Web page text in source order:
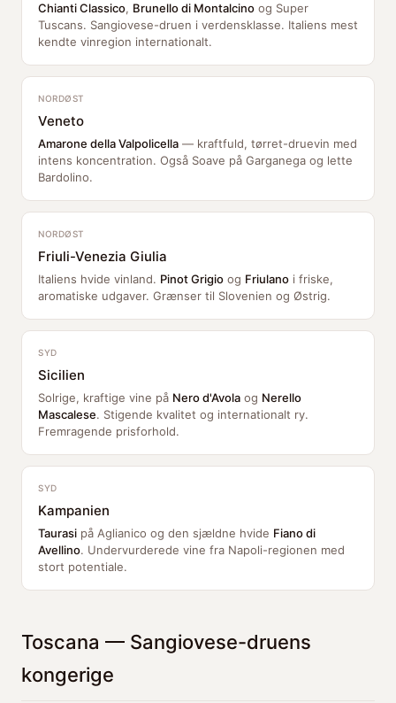
Chianti Classico, Brunello di Montalcino og Super
Tuscans. Sangiovese-druen i verdensklasse. Italiens mest
kendte vinregion internationalt.
NORDØST
Veneto
Amarone della Valpolicella — kraftfuld, tørret-druevin med
intens koncentration. Også Soave på Garganega og lette
Bardolino.
NORDØST
Friuli-Venezia Giulia
Italiens hvide vinland. Pinot Grigio og Friulano i friske,
aromatiske udgaver. Grænser til Slovenien og Østrig.
SYD
Sicilien
Solrige, kraftige vine på Nero d'Avola og Nerello
Mascalese. Stigende kvalitet og internationalt ry.
Fremragende prisforhold.
SYD
Kampanien
Taurasi på Aglianico og den sjældne hvide Fiano di
Avellino. Undervurderede vine fra Napoli-regionen med
stort potentiale.
Toscana — Sangiovese-druens
kongerige